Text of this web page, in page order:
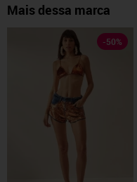
Mais dessa marca
-50%